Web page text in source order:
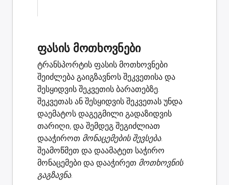
ფასის მოთხოვნები
ტრანსპორტის ფასის მოთხოვნები
შეიძლება გაიგზავნოსშეკვეთისადა
შესყიდვის შეკვეთისბარათებზე.
შეკვეთას ან შესყიდვის შეკვეთას უნდა
დაემატოს დაგეგმილი გადაზიდვის
თარიღი, და შემდეგ შეგიძლიათ
დააჭიროთ მონაცემების შევსება.
შეამოწმეთ და დაამატეთ საჭირო
მონაცემები და დააჭირეთ მოთხოვნის
გაგზავნა.